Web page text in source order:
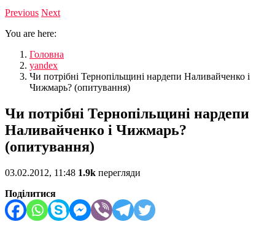
Previous Next
You are here:
Головна
yandex
Чи потрібні Тернопільщині нардепи Наливайченко і
Чижмарь? (опитування)
Чи потрібні Тернопільщині нардепи
Наливайченко і Чижмарь?
(опитування)
03.02.2012, 11:48 1.9k перегляди
Поділитися